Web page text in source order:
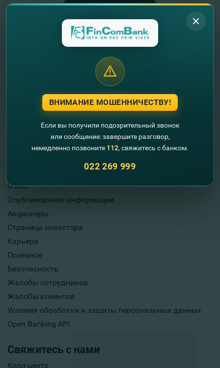
Полезная информация
О нас
Опубликование информации
Акционеры
Страница инвестора
Карьера
Полезное
Безопасность
Жалобы сотрудников
Жалобы клиентов
Условия обработки и защиты персональных данных
Open Banking API
Свяжитесь с нами
Колл-центр
ВНИМАНИЕ МОШЕННИЧЕСТВУ!
Если вы получили подозрительный звонок
или сообщение: завершите разговор,
немедленно позвоните 112, свяжитесь с банком.
022 269 999